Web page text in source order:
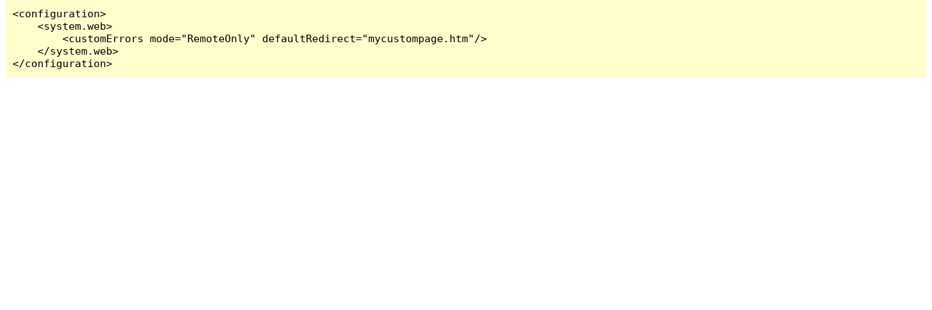
<configuration>
    <system.web>
        <customErrors mode="RemoteOnly" defaultRedirect="mycustompage.htm"/>
    </system.web>
</configuration>